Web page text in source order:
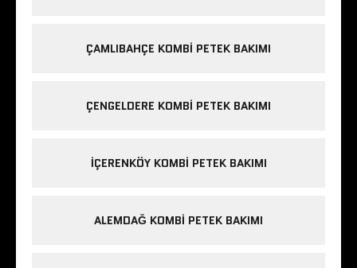
ÇAMLIBAHÇE KOMBI PETEK BAKIMI
ÇENGELDERE KOMBI PETEK BAKIMI
IÇERENKÖY KOMBI PETEK BAKIMI
ALEMDAĞ KOMBI PETEK BAKIMI